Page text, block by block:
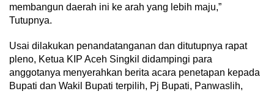
membangun daerah ini ke arah yang lebih maju,”
Tutupnya.
Usai dilakukan penandatanganan dan ditutupnya rapat
pleno, Ketua KIP Aceh Singkil didampingi para
anggotanya menyerahkan berita acara penetapan kepada
Bupati dan Wakil Bupati terpilih, Pj Bupati, Panwaslih,